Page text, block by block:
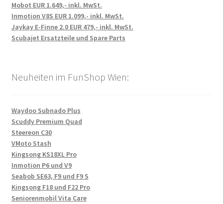
Mobot EUR 1.649,- inkl. MwSt.
Inmotion V8S EUR 1.099,- inkl. MwSt.
Jaykay E-Finne 2.0 EUR 479,- inkl. MwSt.
Scubajet Ersatzteile und Spare Parts
Neuheiten im FunShop Wien:
Waydoo Subnado Plus
Scuddy Premium Quad
Steereon C30
VMoto Stash
Kingsong KS18XL Pro
Inmotion P6 und V9
Seabob SE63, F9 und F9 S
Kingsong F18 und F22 Pro
Seniorenmobil Vita Care